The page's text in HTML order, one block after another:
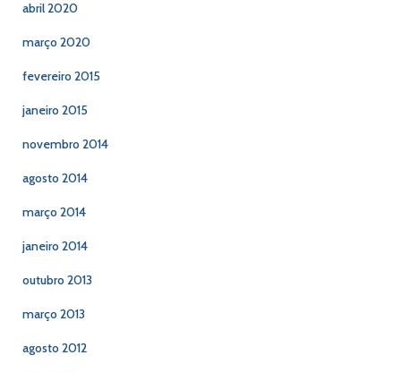
abril 2020
março 2020
fevereiro 2015
janeiro 2015
novembro 2014
agosto 2014
março 2014
janeiro 2014
outubro 2013
março 2013
agosto 2012